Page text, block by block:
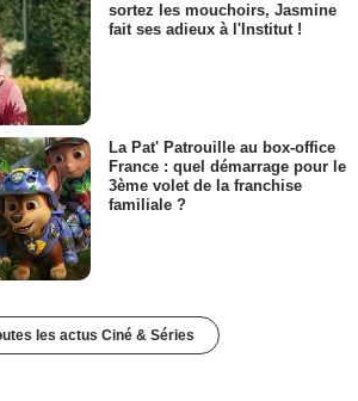
sortez les mouchoirs, Jasmine
fait ses adieux à l'Institut !
La Pat' Patrouille au box-office
France : quel démarrage pour le
3ème volet de la franchise
familiale ?
les actus Ciné & Séries